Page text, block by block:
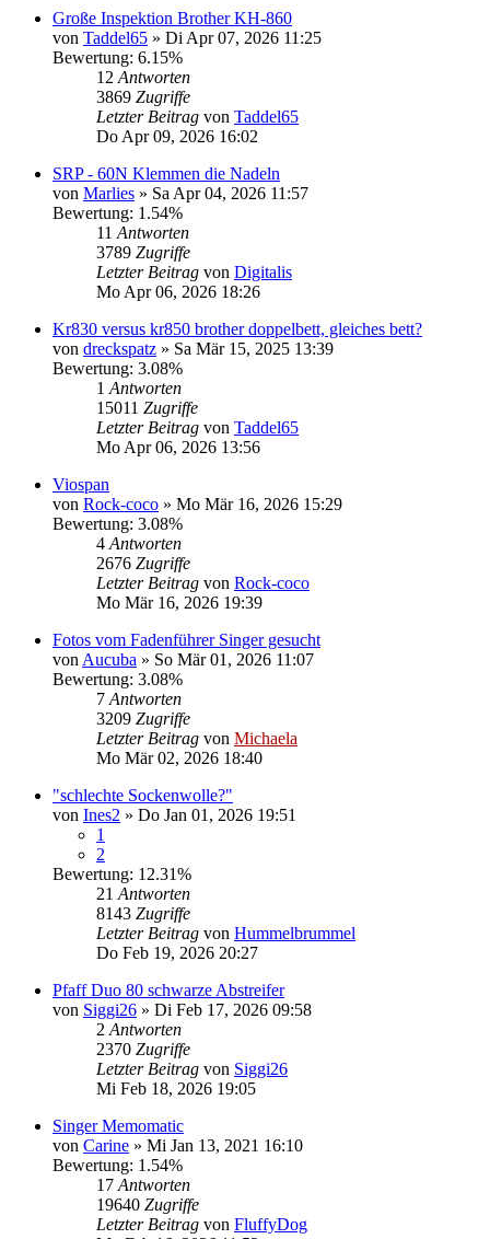
Große Inspektion Brother KH-860
von Taddel65 » Di Apr 07, 2026 11:25
Bewertung: 6.15%
12 Antworten
3869 Zugriffe
Letzter Beitrag von Taddel65
Do Apr 09, 2026 16:02
SRP - 60N Klemmen die Nadeln
von Marlies » Sa Apr 04, 2026 11:57
Bewertung: 1.54%
11 Antworten
3789 Zugriffe
Letzter Beitrag von Digitalis
Mo Apr 06, 2026 18:26
Kr830 versus kr850 brother doppelbett, gleiches bett?
von dreckspatz » Sa Mär 15, 2025 13:39
Bewertung: 3.08%
1 Antworten
15011 Zugriffe
Letzter Beitrag von Taddel65
Mo Apr 06, 2026 13:56
Viospan
von Rock-coco » Mo Mär 16, 2026 15:29
Bewertung: 3.08%
4 Antworten
2676 Zugriffe
Letzter Beitrag von Rock-coco
Mo Mär 16, 2026 19:39
Fotos vom Fadenführer Singer gesucht
von Aucuba » So Mär 01, 2026 11:07
Bewertung: 3.08%
7 Antworten
3209 Zugriffe
Letzter Beitrag von Michaela
Mo Mär 02, 2026 18:40
"schlechte Sockenwolle?"
von Ines2 » Do Jan 01, 2026 19:51
1
2
Bewertung: 12.31%
21 Antworten
8143 Zugriffe
Letzter Beitrag von Hummelbrummel
Do Feb 19, 2026 20:27
Pfaff Duo 80 schwarze Abstreifer
von Siggi26 » Di Feb 17, 2026 09:58
2 Antworten
2370 Zugriffe
Letzter Beitrag von Siggi26
Mi Feb 18, 2026 19:05
Singer Memomatic
von Carine » Mi Jan 13, 2021 16:10
Bewertung: 1.54%
17 Antworten
19640 Zugriffe
Letzter Beitrag von FluffyDog